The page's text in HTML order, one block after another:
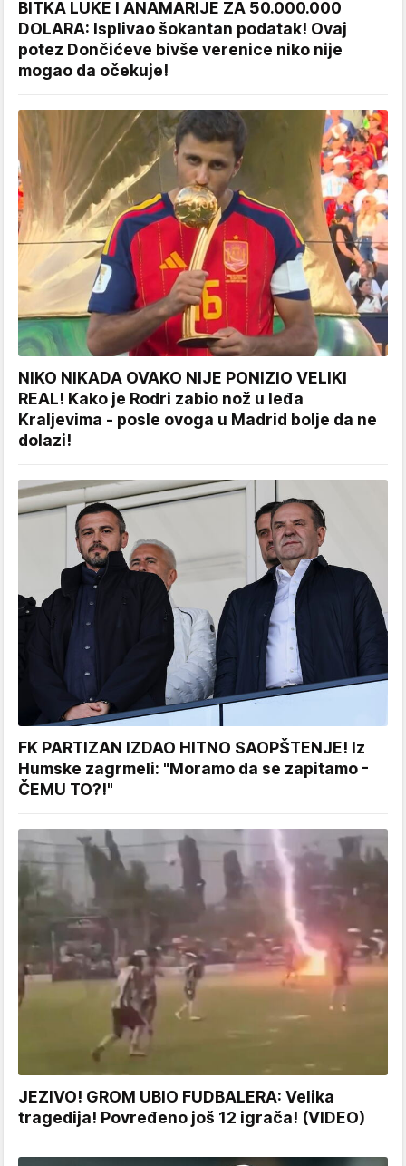
BITKA LUKE I ANAMARIJE ZA 50.000.000
DOLARA: Isplivao šokantan podatak! Ovaj
potez Dončićeve bivše verenice niko nije
mogao da očekuje!
NIKO NIKADA OVAKO NIJE PONIZIO VELIKI
REAL! Kako je Rodri zabio nož u leđa
Kraljevima - posle ovoga u Madrid bolje da ne
dolazi!
FK PARTIZAN IZDAO HITNO SAOPŠTENJE! Iz
Humske zagrmeli: "Moramo da se zapitamo -
ČEMU TO?!"
JEZIVO! GROM UBIO FUDBALERA: Velika
tragedija! Povređeno još 12 igrača! (VIDEO)